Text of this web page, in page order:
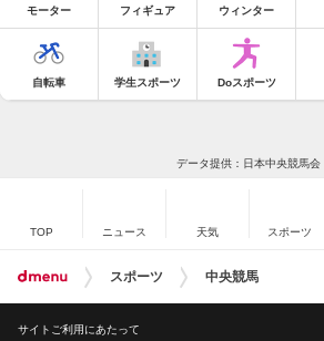
モーター フィギュア ウィンター
自転車 学生スポーツ Doスポーツ
データ提供：日本中央競馬会
TOP ニュース 天気 スポーツ
スポーツ 中央競馬
サイトご利用にあたって